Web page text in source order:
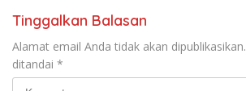
Tinggalkan Balasan
Alamat email Anda tidak akan dipublikasikan.
ditandai *